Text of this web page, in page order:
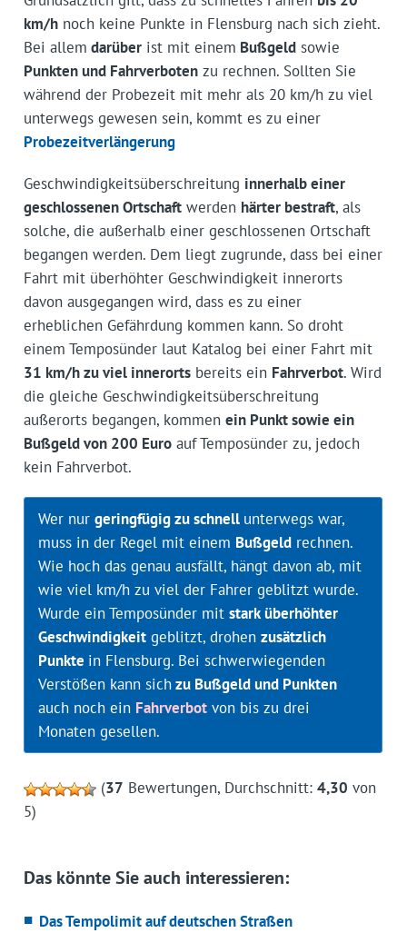
km/hnoch keine Punkte in Flensburg nach sich zieht.
Bei allem darüberist mit einem Bußgeldsowie
Punkten und Fahrverbotenzu rechnen. Sollten Sie
während der Probezeit mit mehr als 20 km/h zu viel
unterwegs gewesen sein, kommt es zu einer
Probezeitverlängerung
Geschwindigkeitsüberschreitung innerhalb einer
geschlossenen Ortschaftwerden härter bestraft, als
solche, die außerhalb einer geschlossenen Ortschaft
begangen werden. Dem liegt zugrunde, dass bei einer
Fahrt mit überhöhter Geschwindigkeit innerorts
davon ausgegangen wird, dass es zu einer
erheblichen Gefährdung kommen kann. So droht
einem Temposünder laut Katalog bei einer Fahrt mit
31 km/h zu viel innerortsbereits ein Fahrverbot. Wird
die gleiche Geschwindigkeitsüberschreitung
außerorts begangen, kommen ein Punkt sowie ein
Bußgeld von 200 Euroauf Temposünder zu, jedoch
kein Fahrverbot.
Wer nur geringfügig zu schnell unterwegs war,
muss in der Regel mit einem Bußgeldrechnen.
Wie hoch das genau ausfällt, hängt davon ab, mit
wie viel km/h zu viel der Fahrer geblitzt wurde.
Wurde ein Temposünder mit stark überhöhter
Geschwindigkeitgeblitzt, drohen zusätzlich
Punkte in Flensburg. Bei schwerwiegenden
Verstößen kann sichzu Bußgeld und Punkten
auch noch ein Fahrverbotvon bis zu drei
Monaten gesellen.
(37 Bewertungen, Durchschnitt: 4,30 von
5)
Das könnte Sie auch interessieren:
Das Tempolimit auf deutschen Straßen